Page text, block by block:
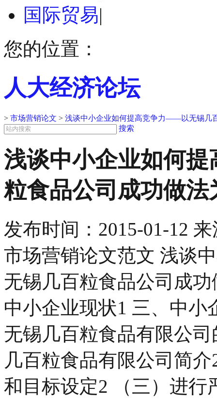
国际贸易|
您的位置：
人大经济论坛
> 市场营销论文 > 浅谈中小企业如何提高竞争力——以无锡几
搜索
浅谈中小企业如何
粒食品公司成功做
发布时间： 2015-01-12 来
市场营销论文范文 浅谈
无锡几百粒食品公司成
中小企业现状1 三、中
无锡几百粒食品有限公
几百粒食品有限公司简
和目标设定2 （三）进行